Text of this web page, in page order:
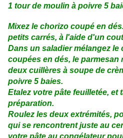
1 tour de moulin à poivre 5
Mixez le chorizo coupé en
petits carrés, à l'aide d'un
Dans un saladier mélangez
coupées en dés, le parmesan
deux cuillères à soupe de
poivre 5 baies.
Etalez votre pâte feuilletée, et
préparation.
Roulez les deux extrémités,
qui se rencontrent juste au